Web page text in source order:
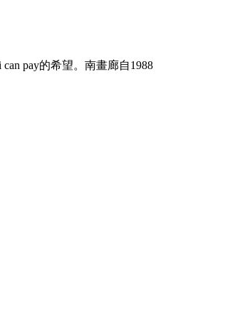
pay的希望。南畫廊自1988